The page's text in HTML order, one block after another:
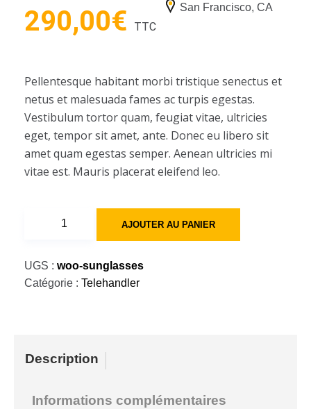
290,00€ TTC
San Francisco, CA
Pellentesque habitant morbi tristique senectus et
netus et malesuada fames ac turpis egestas.
Vestibulum tortor quam, feugiat vitae, ultricies
eget, tempor sit amet, ante. Donec eu libero sit
amet quam egestas semper. Aenean ultricies mi
vitae est. Mauris placerat eleifend leo.
Handler
AJOUTER AU PANIER
UGS : woo-sunglasses
Catégorie : Telehandler
Description
Informations complémentaires